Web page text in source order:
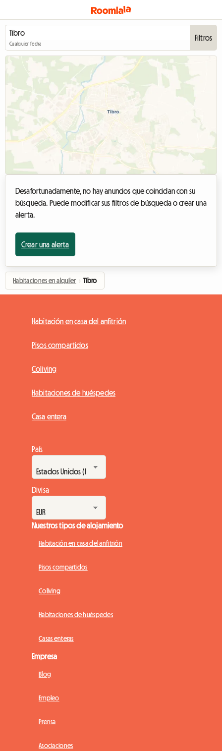
Cualquier fecha
Filtros
Desafortunadamente, no hay anuncios que coincidan con su
búsqueda. Puede modificar sus filtros de búsqueda o crear una
alerta.
Crear una alerta
Habitaciones en alquiler › Tibro
Habitación en casa del anfitrión
Pisos compartidos
Coliving
Habitaciones de huéspedes
Casa entera
País
Divisa
Nuestros tipos de alojamiento
Habitación en casa del anfitrión
Pisos compartidos
Coliving
Habitaciones de huéspedes
Casas enteras
Empresa
Blog
Empleo
Prensa
Asociaciones